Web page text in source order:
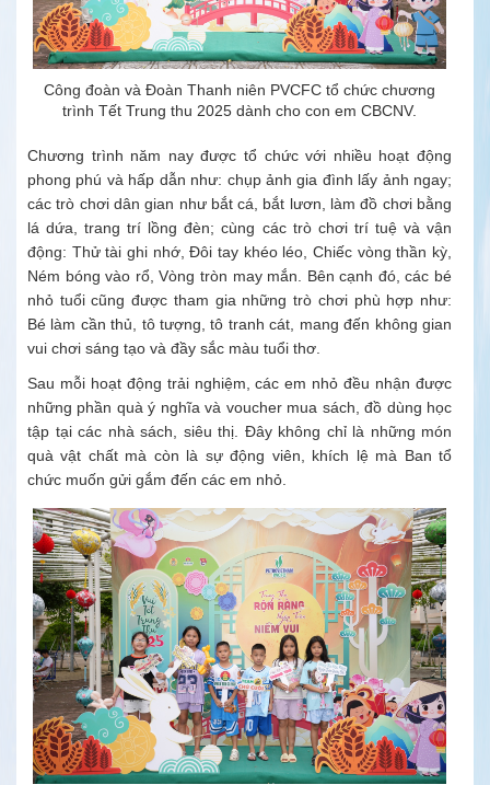
Công đoàn và Đoàn Thanh niên PVCFC tổ chức chương
trình Tết Trung thu 2025 dành cho con em CBCNV.
Chương trình năm nay được tổ chức với nhiều hoạt động
phong phú và hấp dẫn như: chụp ảnh gia đình lấy ảnh ngay;
các trò chơi dân gian như bắt cá, bắt lươn, làm đồ chơi bằng
lá dứa, trang trí lồng đèn; cùng các trò chơi trí tuệ và vận
động: Thử tài ghi nhớ, Đôi tay khéo léo, Chiếc vòng thần kỳ,
Ném bóng vào rổ, Vòng tròn may mắn. Bên cạnh đó, các bé
nhỏ tuổi cũng được tham gia những trò chơi phù hợp như:
Bé làm cần thủ, tô tượng, tô tranh cát, mang đến không gian
vui chơi sáng tạo và đầy sắc màu tuổi thơ.
Sau mỗi hoạt động trải nghiệm, các em nhỏ đều nhận được
những phần quà ý nghĩa và voucher mua sách, đồ dùng học
tập tại các nhà sách, siêu thị. Đây không chỉ là những món
quà vật chất mà còn là sự động viên, khích lệ mà Ban tổ
chức muốn gửi gắm đến các em nhỏ.